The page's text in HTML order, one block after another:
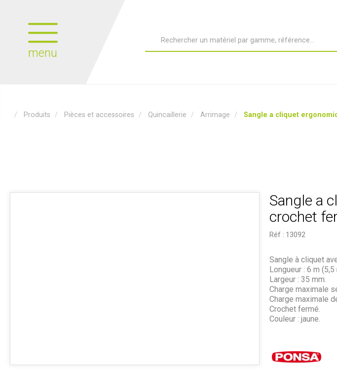
menu
Produits Pièces et accessoires Quincaillerie Arrimage Sangle a cliquet
Sangle a
crochet
Réf : 13092
Sangle à cliquet
Longueur : 6 m (5,5
Largeur : 35 mm.
Charge maximale
Charge maximale
Crochet fermé.
Couleur : jaune.